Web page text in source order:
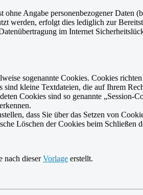
ohne Angabe personenbezogener
werden, erfolgt dies lediglich zur
im Internet
sogenannte Cookies. Cookies
sind kleine Textdateien, die auf Ihrem
Cookies sind so genannte
dass Sie über das Setzen von
Löschen der Cookies beim
nach dieserVorlage erstellt.